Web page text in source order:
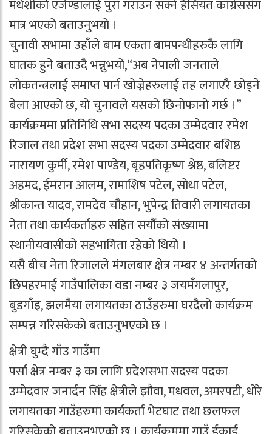
मधेशीको एजेण्डालाई पुरा गराउन सक्ने हैसियत काँग्रेससँग
मात्र भएको बताउनुभयो ।
चुनावी सभामा उहाँले बाम एकता बामपन्थीहरुकै लागि
घातक हुने बताउदै भन्नुभयो,“अब नेपाली जनताले
लोकतन्त्रलाई समाप्त पार्न खोज्नेहरुलाई तह लगाएरै छोड्ने
बेला आएको छ, यो चुनावले यसको छिनोफानो गर्छ ।”
कार्यक्रममा प्रतिनिधि सभा सदस्य पदका उम्मेदवार रमेश
रिजाल तथा प्रदेश सभा सदस्य पदका उम्मेदवार बशिष्ठ
नारायण कुर्मी, रमेश पाण्डेय, बृहपतिकृष्ण श्रेष्ठ, बलिष्टर
अहमद, ईमरान आलम, रामाशिष पटेल, सोधा पटेल,
श्रीकान्त यादव, रामदेव चौहान, भुपेन्द्र तिवारी लगायतका
नेता तथा कार्यकर्ताहरु सहित सयौंको संख्यामा
स्थानीयवासीको सहभागिता रहेको थियो ।
यसै बीच नेता रिजालले मंगलबार क्षेत्र नम्बर ४ अन्तर्गतको
छिपहरमाई गाउँपालिका वडा नम्बर ३ जयमँगलापुर,
बुडगाँइ, झलमैया लगायतका ठाउँहरुमा घरदैलो कार्यक्रम
सम्पन्न गरिसकेको बताउनुभएको छ ।
क्षेत्री घुम्दै गाँउ गाउँमा
पर्सा क्षेत्र नम्बर ३ का लागि प्रदेशसभा सदस्य पदका
उम्मेदवार जनार्दन सिँह क्षेत्रीले झौवा, मधवल, अमरपटी, धोरे
लगायतका गाउँहरुमा कार्यकर्ता भेटघाट तथा छलफल